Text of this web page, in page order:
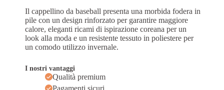
Il cappellino da baseball presenta una morbida fodera in
pile con un design rinforzato per garantire maggiore
calore, eleganti ricami di ispirazione coreana per un
look alla moda e un resistente tessuto in poliestere per
un comodo utilizzo invernale.
I nostri vantaggi
Qualità premium
Pagamenti sicuri